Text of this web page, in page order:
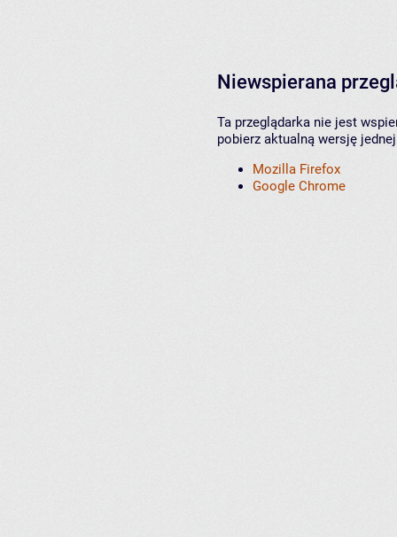
Niewspierana
Ta przeglądarka nie jest
pobierz aktualną wersję
Mozilla Firefox
Google Chrome